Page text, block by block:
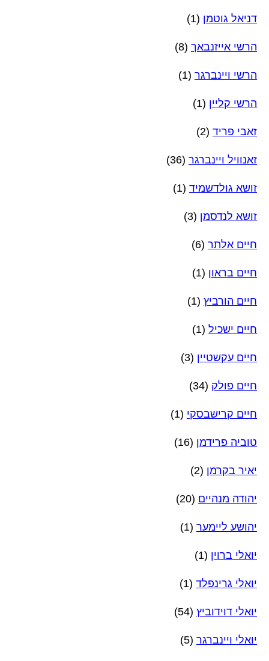
דניאל גוטמן (1)
הרשי אייזנבאך (8)
הרשי ויינברגר (1)
הרשי קליין (1)
זאבי פריד (2)
זאנוויל ויינברגר (36)
זושא גולדשמיד (1)
זושא לנדסמן (3)
חיים אלתר (6)
חיים בראון (1)
חיים הורביץ (1)
חיים ישכיל (1)
חיים עקשטיין (3)
חיים פולק (34)
חיים קרישבסקי (1)
טוביה פרידמן (16)
יאיר בקרמן (2)
יהודה מנהיים (20)
יהושע ליימער (1)
יואלי ברוין (1)
יואלי גרינפלד (1)
יואלי דוידוביץ (54)
יואלי ויינברגר (5)